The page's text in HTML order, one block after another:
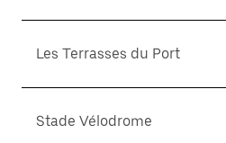
Les Terrasses du Port
Stade Vélodrome